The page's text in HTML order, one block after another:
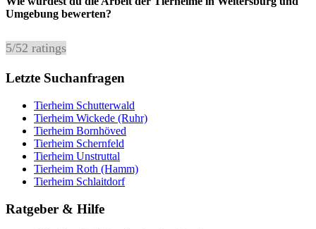
Umgebung bewerten?
5/52 ratings
Letzte Suchanfragen
Tierheim Schutterwald
Tierheim Wickede (Ruhr)
Tierheim Bornhöved
Tierheim Schernfeld
Tierheim Unstruttal
Tierheim Roth (Hamm)
Tierheim Schlaitdorf
Ratgeber & Hilfe